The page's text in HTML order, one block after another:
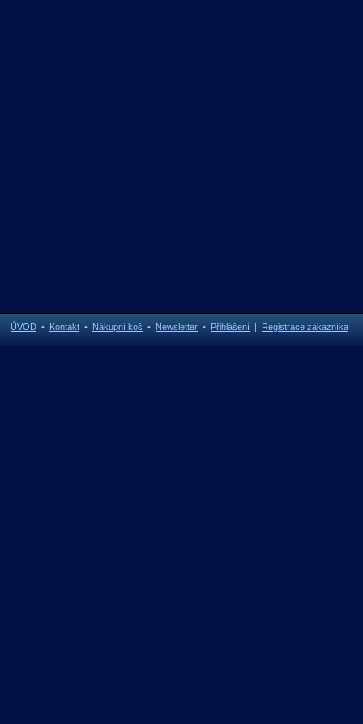
ÚVOD • Kontakt • Nákupní koš • Newsletter • Přihlášení | Registrace zákazníka